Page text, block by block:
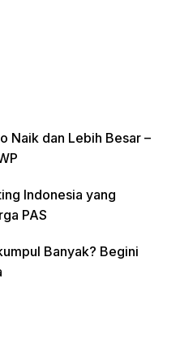
Naik dan Lebih Besar –
Indonesia yang
PAS
Banyak? Begini